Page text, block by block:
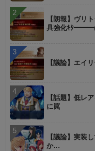
【朗報】ヴリ
具強化ｷﾀ
【議論】エイ
【話題】低レ
に罠
【議論】実装
か…